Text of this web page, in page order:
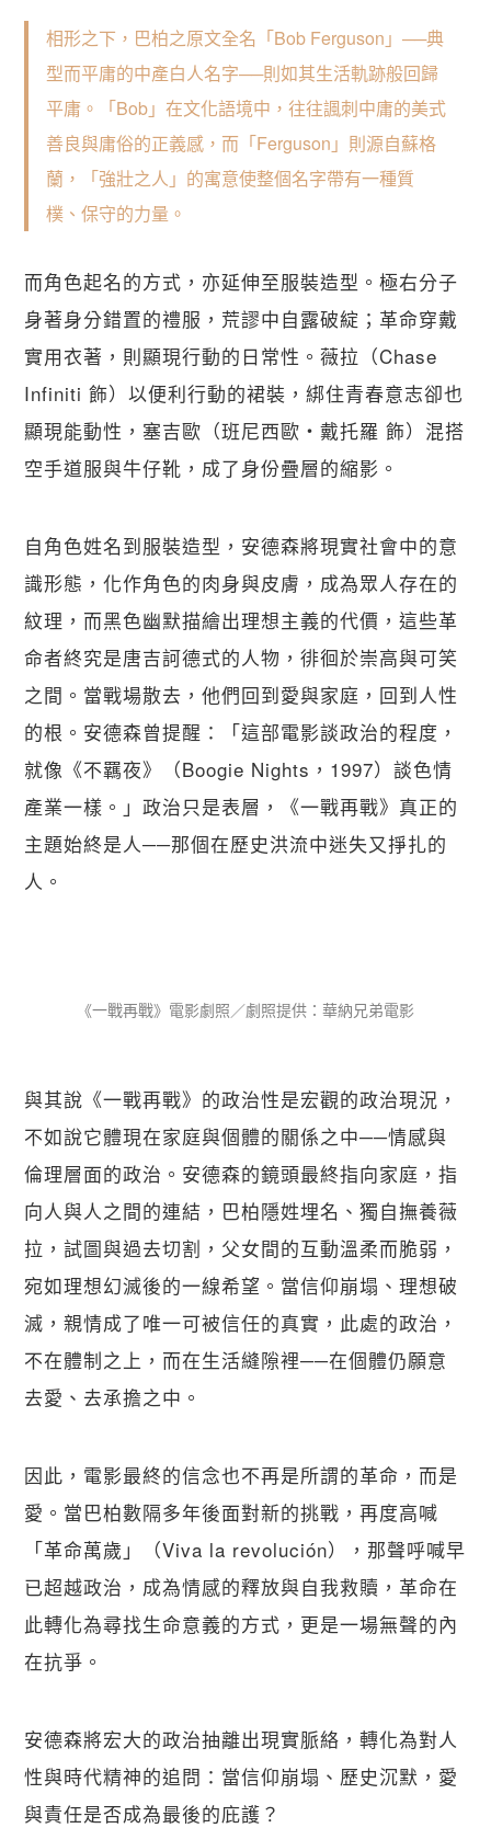
相形之下，巴柏之原文全名「Bob Ferguson」──典
型而平庸的中產白人名字──則如其生活軌跡般回歸
平庸。「Bob」在文化語境中，往往諷刺中庸的美式
善良與庸俗的正義感，而「Ferguson」則源自蘇格
蘭，「強壯之人」的寓意使整個名字帶有一種質
樸、保守的力量。
而角色起名的方式，亦延伸至服裝造型。極右分子
身著身分錯置的禮服，荒謬中自露破綻；革命穿戴
實用衣著，則顯現行動的日常性。薇拉（Chase
Infiniti 飾）以便利行動的裙裝，綁住青春意志卻也
顯現能動性，塞吉歐（班尼西歐・戴托羅 飾）混搭
空手道服與牛仔靴，成了身份疊層的縮影。
自角色姓名到服裝造型，安德森將現實社會中的意
識形態，化作角色的肉身與皮膚，成為眾人存在的
紋理，而黑色幽默描繪出理想主義的代價，這些革
命者終究是唐吉訶德式的人物，徘徊於崇高與可笑
之間。當戰場散去，他們回到愛與家庭，回到人性
的根。安德森曾提醒：「這部電影談政治的程度，
就像《不羈夜》（Boogie Nights，1997）談色情
產業一樣。」政治只是表層，《一戰再戰》真正的
主題始終是人──那個在歷史洪流中迷失又掙扎的
人。
《一戰再戰》電影劇照／劇照提供：華納兄弟電影
與其說《一戰再戰》的政治性是宏觀的政治現況，
不如說它體現在家庭與個體的關係之中──情感與
倫理層面的政治。安德森的鏡頭最終指向家庭，指
向人與人之間的連結，巴柏隱姓埋名、獨自撫養薇
拉，試圖與過去切割，父女間的互動溫柔而脆弱，
宛如理想幻滅後的一線希望。當信仰崩塌、理想破
滅，親情成了唯一可被信任的真實，此處的政治，
不在體制之上，而在生活縫隙裡──在個體仍願意
去愛、去承擔之中。
因此，電影最終的信念也不再是所謂的革命，而是
愛。當巴柏數隔多年後面對新的挑戰，再度高喊
「革命萬歲」（Viva la revolución），那聲呼喊早
已超越政治，成為情感的釋放與自我救贖，革命在
此轉化為尋找生命意義的方式，更是一場無聲的內
在抗爭。
安德森將宏大的政治抽離出現實脈絡，轉化為對人
性與時代精神的追問：當信仰崩塌、歷史沉默，愛
與責任是否成為最後的庇護？
關閉